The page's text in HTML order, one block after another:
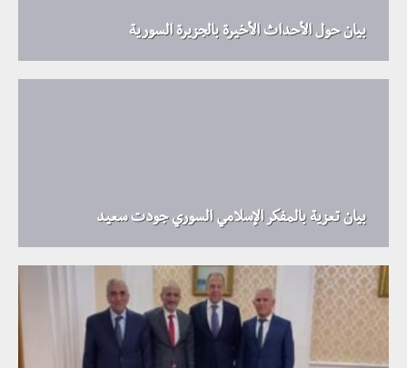
بيان حول الأحداث الأخيرة بالجزيرة السورية
بيان تعزية بالمفكر الإسلامي السوري جودت سعيد